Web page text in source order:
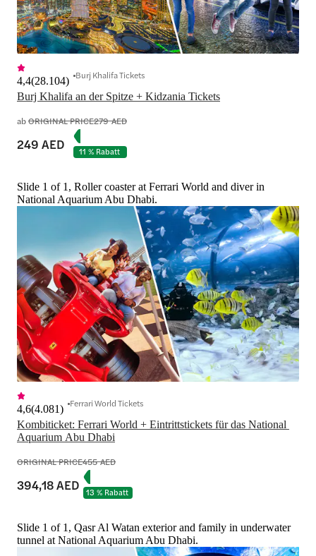
Burj Khalifa an der Spitze + Kidzania Tickets
4,4(28.104) Burj Khalifa Tickets
abORIGINAL PRICE279 AED
249 AED 11 % Rabatt
Slide 1 of 1, Roller coaster at Ferrari World and diver in
National Aquarium Abu Dhabi.
Kombiticket: Ferrari World + Eintrittstickets für das National
Aquarium Abu Dhabi
4,6(4.081) Ferrari World Tickets
ORIGINAL PRICE455 AED
394,18 AED 13 % Rabatt
Slide 1 of 1, Qasr Al Watan exterior and family in underwater
tunnel at National Aquarium Abu Dhabi.